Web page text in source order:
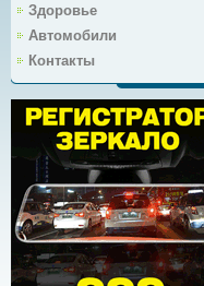
Здоровье
Автомобили
Контакты